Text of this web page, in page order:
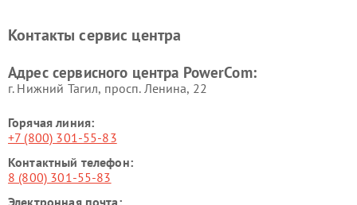
Контакты сервис центра
Адрес сервисного центра PowerCom:
г. Нижний Тагил, просп. Ленина, 22
Горячая линия:
+7 (800) 301-55-83
Контактный телефон:
8 (800) 301-55-83
Электронная почта: